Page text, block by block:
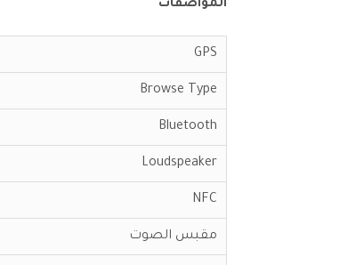
المواصفات
GPS
Browse Type
Bluetooth
Loudspeaker
NFC
مقبس الصوت